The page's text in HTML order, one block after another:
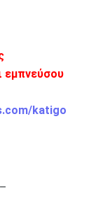
εμπνεύσου
katigo